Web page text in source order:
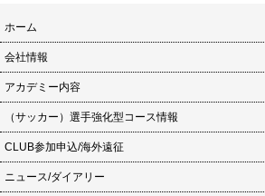
ホーム
会社情報
アカデミー内容
（サッカー）選手強化型コース情報
CLUB参加申込/海外遠征
ニュース/ダイアリー